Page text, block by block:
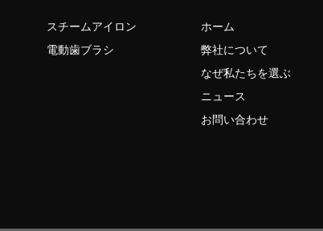
スチームアイロン
電動歯ブラシ
ホーム
弊社について
なぜ私たちを選ぶ
ニュース
お問い合わせ